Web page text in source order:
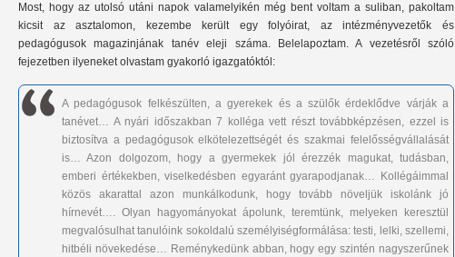
Most, hogy az utolsó utáni napok valamelyikén még bent voltam a suliban, pakoltam
kicsit az asztalomon, kezembe került egy folyóirat, az intézményvezetők és
pedagógusok magazinjának tanév eleji száma. Belelapoztam. A vezetésről szóló
fejezetben ilyeneket olvastam gyakorló igazgatóktól:
A pedagógusok felkészülten, a gyerekek és a szülők érdeklődve várják a
tanévet… A nyári időszakban 7 kolléga vett részt továbbképzésen, ezzel is
biztosítva a pedagógusok elkötelezettségét és szakmai felelősségvállalását
is… Azon dolgozom, hogy a gyermekek jól érezzék magukat, tudásban,
emberi értékekben, viselkedésben egyaránt gyarapodjanak… Kollégáimmal
közös akarattal azon munkálkodunk, hogy tovább növeljük iskolánk jó
hírnevét…. Olyan hagyományokat ápolunk, teremtünk, melyeken keresztül
megvalósulhat tanulóink sokoldalú személyiségformálása: testi, lelki, szellemi,
hitbéli növekedése… Reménykedünk abban, hogy egy szintén nagyszerűnek